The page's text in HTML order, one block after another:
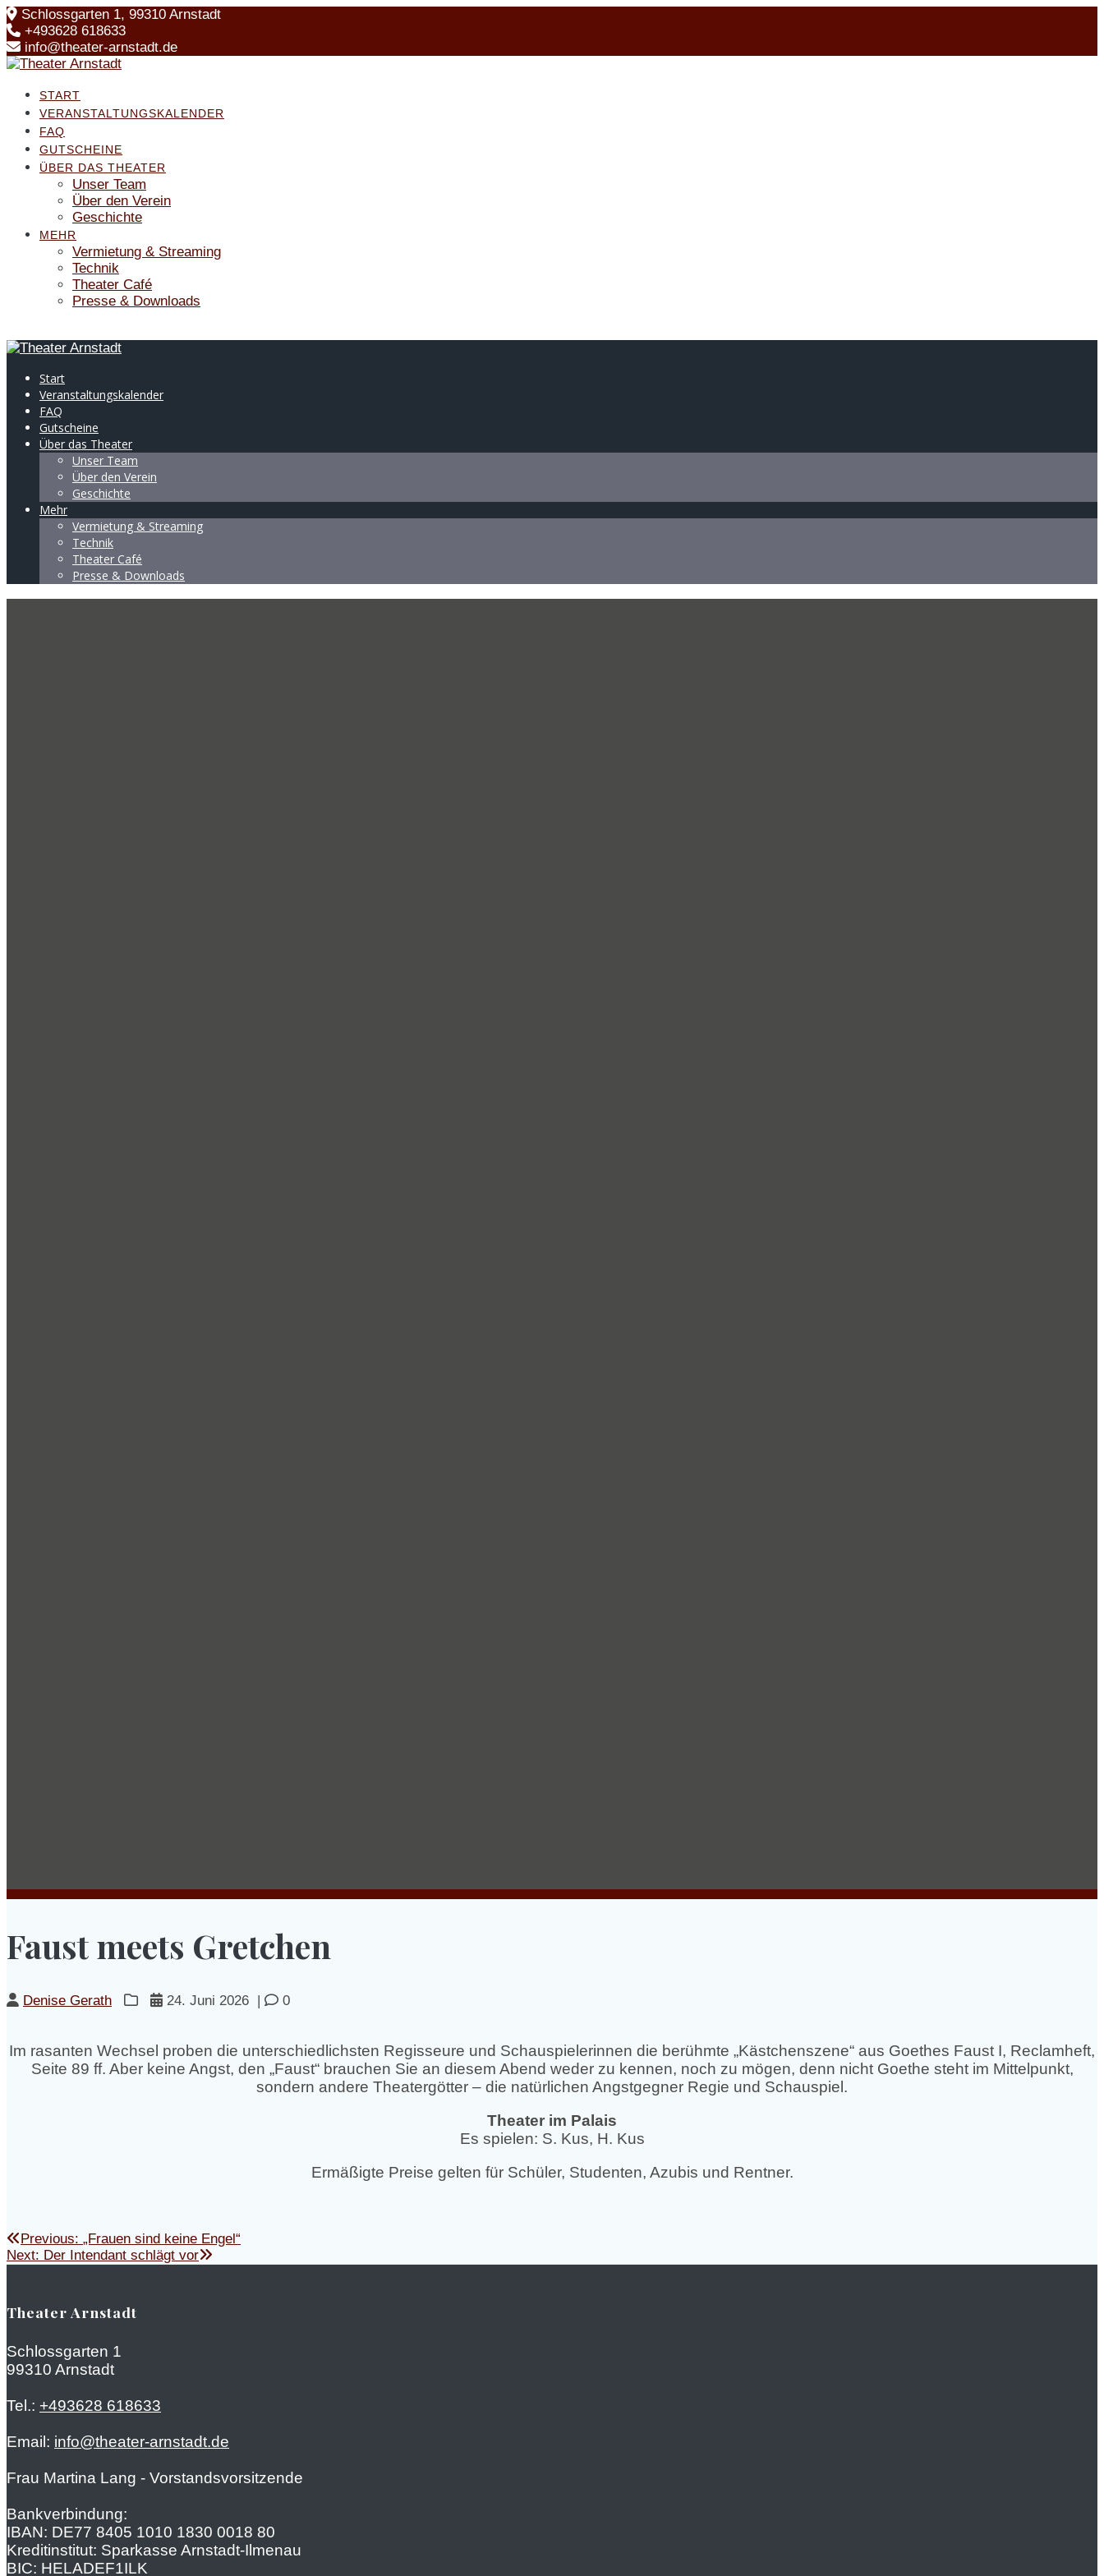
Skip
to
content
Schlossgarten 1, 99310 Arnstadt
+493628 618633
info@theater-arnstadt.de
START
VERANSTALTUNGSKALENDER
FAQ
GUTSCHEINE
ÜBER DAS THEATER
Unser Team
Über den Verein
Geschichte
MEHR
Vermietung & Streaming
Technik
Theater Café
Presse & Downloads
Start
Veranstaltungskalender
FAQ
Gutscheine
Über das Theater
Unser Team
Über den Verein
Geschichte
Mehr
Vermietung & Streaming
Technik
Theater Café
Presse & Downloads
Faust meets Gretchen
Denise Gerath 24. Juni 2026 0
Im rasanten Wechsel proben die unterschiedlichsten Regisseure und Schauspielerinnen die berühmte „Kästchenszene“ aus Goethes Faust I, Reclamheft,
Seite 89 ff. Aber keine Angst, den „Faust“ brauchen Sie an diesem Abend weder zu kennen, noch zu mögen, denn nicht Goethe steht im Mittelpunkt,
sondern andere Theatergötter – die natürlichen Angstgegner Regie und Schauspiel.
Theater im Palais
Es spielen: S. Kus, H. Kus
Ermäßigte Preise gelten für Schüler, Studenten, Azubis und Rentner.
Beitragsnavigation
Previous: Previous
post:
„Frauen sind keine Engel“
Next: Next
Der Intendant schlägt vor
Theater Arnstadt
Schlossgarten 1
99310 Arnstadt
Tel.: +493628 618633
Email: info@theater-arnstadt.de
Frau Martina Lang - Vorstandsvorsitzende
Bankverbindung:
IBAN: DE77 8405 1010 1830 0018 80
Kreditinstitut: Sparkasse Arnstadt-Ilmenau
BIC: HELADEF1ILK